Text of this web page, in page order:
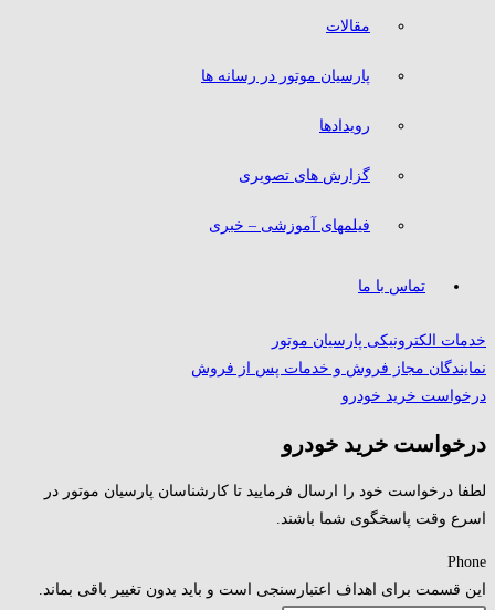
مقالات
پارسیان موتور در رسانه ها
رویدادها
گزارش های تصویری
فیلمهای آموزشی – خبری
تماس با ما
خدمات الکترونیکی پارسیان موتور
نمایندگان مجاز فروش و خدمات پس از فروش
درخواست خرید خودرو
درخواست خرید خودرو
لطفا درخواست خود را ارسال فرمایید تا کارشناسان پارسیان موتور در
اسرع وقت پاسخگوی شما باشند.
Phone
این قسمت برای اهداف اعتبارسنجی است و باید بدون تغییر باقی بماند.